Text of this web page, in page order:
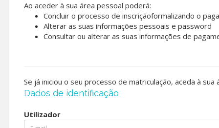
Ao aceder à sua área pessoal poderá:
Concluir o processo de inscriçãoformalizando o
Alterar as suas informações pessoais e password
Consultar ou alterar as suas informações de
Se já iniciou o seu processo de matriculação, aceda à
Dados de identificação
Utilizador